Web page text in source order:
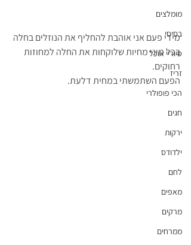
מומלצים
בסיסי
סיוריי אוכל
זריז
הכי פופולרי
חגים
ירקות
ילדודס
לחם
מאפים
מרקים
ממרחים
מידי פעם אני אוהבת להחליף את הנוזלים בחלה
בכל מיני מחיות שלוקחות את החלה למחוזות
רחוקים.
הפעם השתמשתי במחית דלעת.